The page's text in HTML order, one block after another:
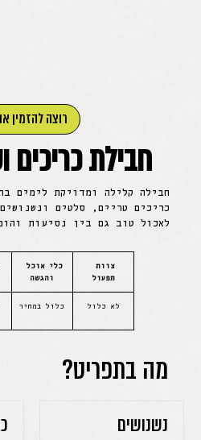
רוצה להזמין
חבילת כריכים
חבילה קלילה ומדויקת לימים
כריכים טריים, סלטים
לאכול טוב גם בין נסיעות
צוות
תפעול
כלי אוכל
והגשה
לא כלול כלול במחיר
מה בתפריט?
נשנושים